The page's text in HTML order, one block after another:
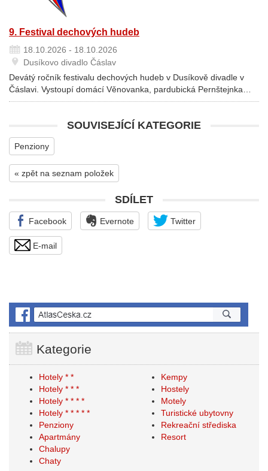
9. Festival dechových hudeb
18.10.2026 - 18.10.2026
Dusíkovo divadlo Čáslav
Devátý ročník festivalu dechových hudeb v Dusíkově divadle v
Čáslavi. Vystoupí domácí Věnovanka, pardubická Pernštejnka…
SOUVISEJÍCÍ KATEGORIE
Penziony
« zpět na seznam položek
SDÍLET
Facebook Evernote Twitter
E-mail
Kategorie
Hotely * *
Hotely * * *
Hotely * * * *
Hotely * * * * *
Penziony
Apartmány
Chalupy
Chaty
Kempy
Hostely
Motely
Turistické ubytovny
Rekreační střediska
Resort